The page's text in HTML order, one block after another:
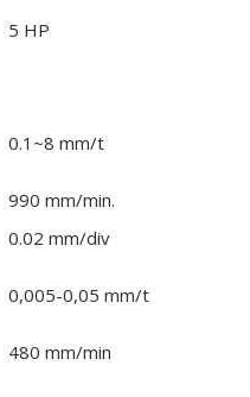
5 HP
0.1~8 mm/t
990 mm/min.
0.02 mm/div
0,005-0,05 mm/t
480 mm/min